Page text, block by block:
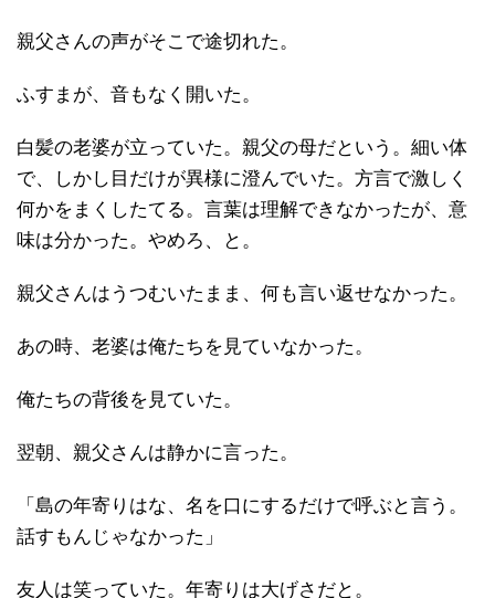
親父さんの声がそこで途切れた。
ふすまが、音もなく開いた。
白髪の老婆が立っていた。親父の母だという。細い体
で、しかし目だけが異様に澄んでいた。方言で激しく
何かをまくしたてる。言葉は理解できなかったが、意
味は分かった。やめろ、と。
親父さんはうつむいたまま、何も言い返せなかった。
あの時、老婆は俺たちを見ていなかった。
俺たちの背後を見ていた。
翌朝、親父さんは静かに言った。
「島の年寄りはな、名を口にするだけで呼ぶと言う。
話すもんじゃなかった」
友人は笑っていた。年寄りは大げさだと。